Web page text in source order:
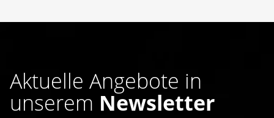
Aktuelle Angebote in
unserem Newsletter